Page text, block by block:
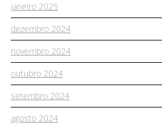
janeiro 2025
dezembro 2024
novembro 2024
outubro 2024
setembro 2024
agosto 2024